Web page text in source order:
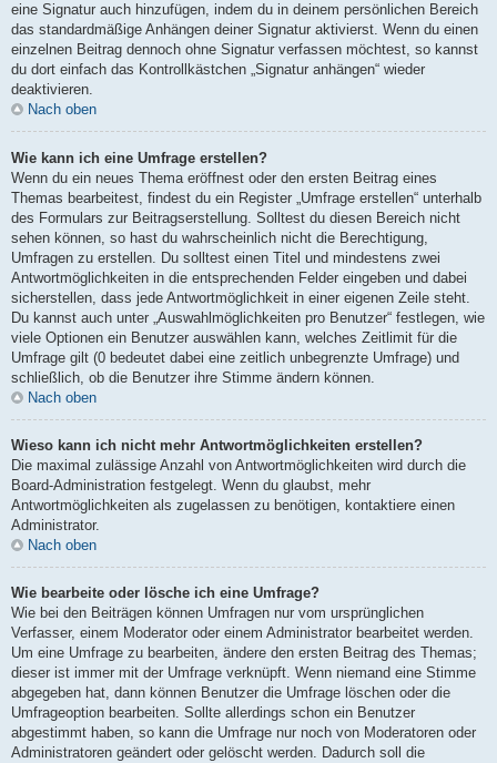
eine Signatur auch hinzufügen, indem du in deinem persönlichen Bereich
das standardmäßige Anhängen deiner Signatur aktivierst. Wenn du einen
einzelnen Beitrag dennoch ohne Signatur verfassen möchtest, so kannst
du dort einfach das Kontrollkästchen „Signatur anhängen“ wieder
deaktivieren.
Nach oben
Wie kann ich eine Umfrage erstellen?
Wenn du ein neues Thema eröffnest oder den ersten Beitrag eines
Themas bearbeitest, findest du ein Register „Umfrage erstellen“ unterhalb
des Formulars zur Beitragserstellung. Solltest du diesen Bereich nicht
sehen können, so hast du wahrscheinlich nicht die Berechtigung,
Umfragen zu erstellen. Du solltest einen Titel und mindestens zwei
Antwortmöglichkeiten in die entsprechenden Felder eingeben und dabei
sicherstellen, dass jede Antwortmöglichkeit in einer eigenen Zeile steht.
Du kannst auch unter „Auswahlmöglichkeiten pro Benutzer“ festlegen, wie
viele Optionen ein Benutzer auswählen kann, welches Zeitlimit für die
Umfrage gilt (0 bedeutet dabei eine zeitlich unbegrenzte Umfrage) und
schließlich, ob die Benutzer ihre Stimme ändern können.
Nach oben
Wieso kann ich nicht mehr Antwortmöglichkeiten erstellen?
Die maximal zulässige Anzahl von Antwortmöglichkeiten wird durch die
Board-Administration festgelegt. Wenn du glaubst, mehr
Antwortmöglichkeiten als zugelassen zu benötigen, kontaktiere einen
Administrator.
Nach oben
Wie bearbeite oder lösche ich eine Umfrage?
Wie bei den Beiträgen können Umfragen nur vom ursprünglichen
Verfasser, einem Moderator oder einem Administrator bearbeitet werden.
Um eine Umfrage zu bearbeiten, ändere den ersten Beitrag des Themas;
dieser ist immer mit der Umfrage verknüpft. Wenn niemand eine Stimme
abgegeben hat, dann können Benutzer die Umfrage löschen oder die
Umfrageoption bearbeiten. Sollte allerdings schon ein Benutzer
abgestimmt haben, so kann die Umfrage nur noch von Moderatoren oder
Administratoren geändert oder gelöscht werden. Dadurch soll die